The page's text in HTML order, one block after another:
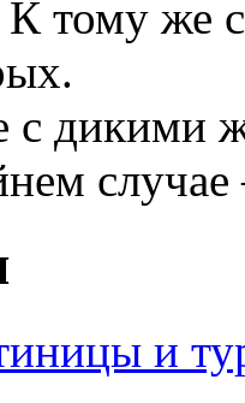
тому же
с дикими
и